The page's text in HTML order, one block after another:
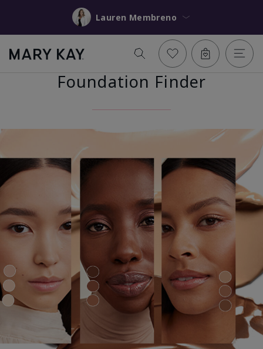
Lauren Membreno
Foundation Finder